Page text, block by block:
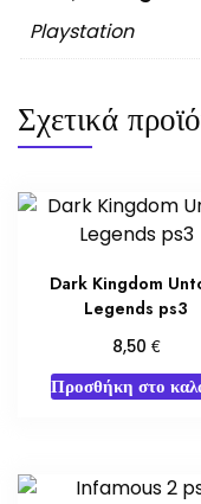
Playstation
Σχετικά
Dark Kingdom
Legends ps3
8,50 €
Προσθήκη στο